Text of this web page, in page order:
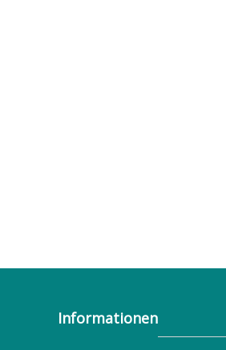
Informationen